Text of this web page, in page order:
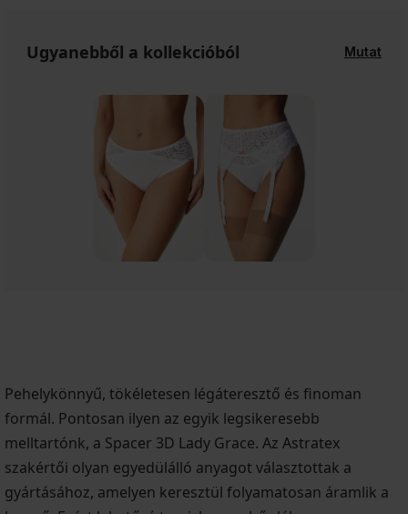
Ugyanebből a kollekcióból Mutat
Pehelykönnyű, tökéletesen légáteresztő és finoman
formál. Pontosan ilyen az egyik legsikeresebb
melltartónk, a Spacer 3D Lady Grace. Az Astratex
szakértői olyan egyedülálló anyagot választottak a
gyártásához, amelyen keresztül folyamatosan áramlik a